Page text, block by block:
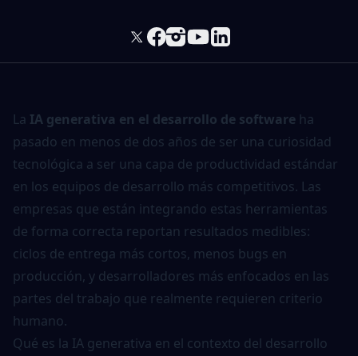
La IA generativa en el desarrollo de software ha
pasado en menos de dos años de ser una curiosidad
tecnológica a ser una capa de productividad estándar
en los equipos de desarrollo más competitivos. Las
empresas que están integrando estas herramientas
de forma correcta reportan resultados medibles:
ciclos de entrega más cortos, menos bugs en
producción, y desarrolladores más enfocados en las
partes del trabajo que realmente requieren criterio
humano.
Qué es la IA generativa en el contexto del desarrollo